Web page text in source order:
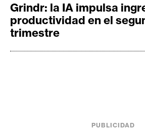
Grindr: la IA impulsa
productividad en el
trimestre
PUBLICIDAD